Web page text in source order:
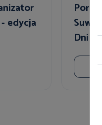
edycja
Dni